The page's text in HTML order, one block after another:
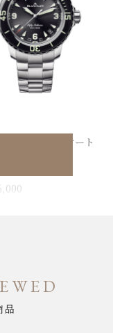
ィファゾムス オート